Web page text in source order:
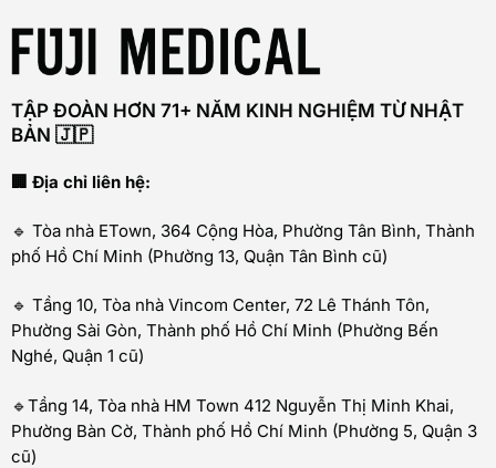
TẬP ĐOÀN HƠN 71+ NĂM KINH NGHIỆM TỪ NHẬT
BẢN 🇯🇵
🏢 Địa chỉ liên hệ:
🔹 Tòa nhà ETown, 364 Cộng Hòa, Phường Tân Bình, Thành
phố Hồ Chí Minh (Phường 13, Quận Tân Bình cũ)
🔹 Tầng 10, Tòa nhà Vincom Center, 72 Lê Thánh Tôn,
Phường Sài Gòn, Thành phố Hồ Chí Minh (Phường Bến
Nghé, Quận 1 cũ)
🔹Tầng 14, Tòa nhà HM Town 412 Nguyễn Thị Minh Khai,
Phường Bàn Cờ, Thành phố Hồ Chí Minh (Phường 5, Quận 3
cũ)